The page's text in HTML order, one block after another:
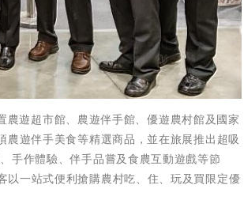
農遊超市館、農遊伴手館、優遊農村館及國家
遊伴手美食等精選商品，並在旅展推出超吸
手作體驗、伴手品嘗及食農互動遊戲等節
以一站式便利搶購農村吃、住、玩及買限定優